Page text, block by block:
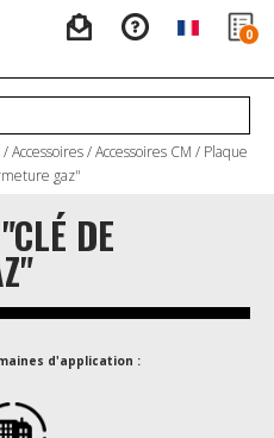
0
/Accessoires/Accessoires CM / Plaque
gaz"
DE
d'application :